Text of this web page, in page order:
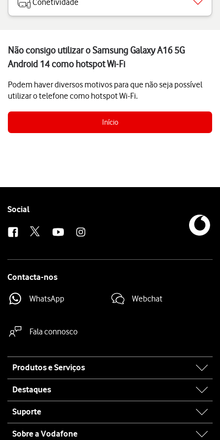
Conetividade
Não consigo utilizar o Samsung Galaxy A16 5G
Android 14 como hotspot Wi-Fi
Podem haver diversos motivos para que não seja possível
utilizar o telefone como hotspot Wi-Fi.
Início
Follow
Social
Contacta-nos
WhatsApp Webchat
Fala connosco
map
Produtos e Serviços
Destaques
Suporte
Sobre a Vodafone